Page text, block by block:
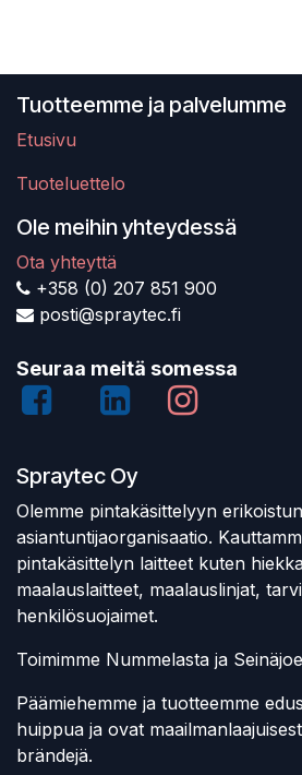
Tuotteemme ja palvelumme
Etusivu
Tuoteluettelo
Ole meihin yhteydessä
Ota yhteyttä
+358 (0) 207 851 900
posti@spraytec.fi
Seuraa meitä somessa
Spraytec Oy
Olemme pintakäsittelyyn
asiantuntijaorganisaatio.
pintakäsittelyn laitteet kuten
maalauslaitteet, maalauslinjat,
henkilösuojaimet.
Toimimme Nummelasta ja
Päämiehemme ja tuotteemme
huippua ja ovat
brändejä.